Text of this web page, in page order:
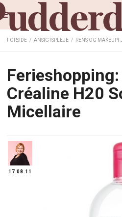
FORSIDE / ANSIGTSPLEJE / RENS OG
Créaline H20
Micellaire
17.08.11